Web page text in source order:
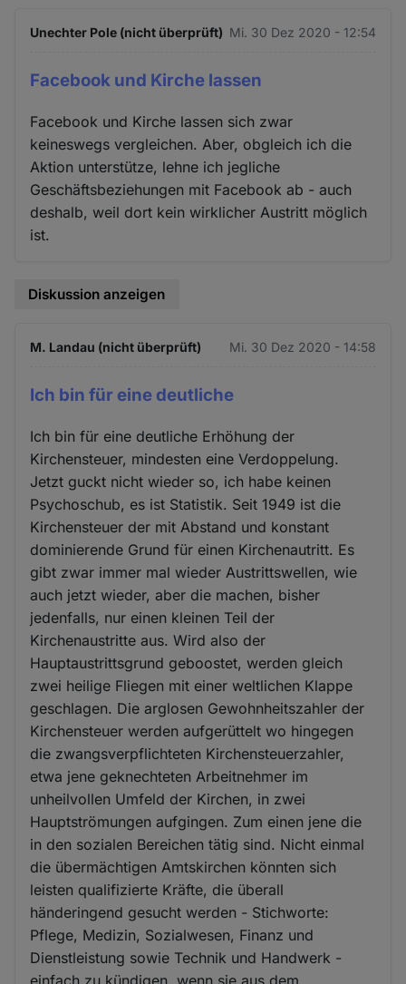
Unechter Pole (nicht überprüft) Mi. 30 Dez 2020 - 12:54
Facebook und Kirche lassen
Facebook und Kirche lassen sich zwar
keineswegs vergleichen. Aber, obgleich ich die
Aktion unterstütze, lehne ich jegliche
Geschäftsbeziehungen mit Facebook ab - auch
deshalb, weil dort kein wirklicher Austritt möglich
ist.
Diskussion anzeigen
M. Landau (nicht überprüft) Mi. 30 Dez 2020 - 14:58
Ich bin für eine deutliche
Ich bin für eine deutliche Erhöhung der
Kirchensteuer, mindesten eine Verdoppelung.
Jetzt guckt nicht wieder so, ich habe keinen
Psychoschub, es ist Statistik. Seit 1949 ist die
Kirchensteuer der mit Abstand und konstant
dominierende Grund für einen Kirchenautritt. Es
gibt zwar immer mal wieder Austrittswellen, wie
auch jetzt wieder, aber die machen, bisher
jedenfalls, nur einen kleinen Teil der
Kirchenaustritte aus. Wird also der
Hauptaustrittsgrund geboostet, werden gleich
zwei heilige Fliegen mit einer weltlichen Klappe
geschlagen. Die arglosen Gewohnheitszahler der
Kirchensteuer werden aufgerüttelt wo hingegen
die zwangsverpflichteten Kirchensteuerzahler,
etwa jene geknechteten Arbeitnehmer im
unheilvollen Umfeld der Kirchen, in zwei
Hauptströmungen aufgingen. Zum einen jene die
in den sozialen Bereichen tätig sind. Nicht einmal
die übermächtigen Amtskirchen könnten sich
leisten qualifizierte Kräfte, die überall
händeringend gesucht werden - Stichworte:
Pflege, Medizin, Sozialwesen, Finanz und
Dienstleistung sowie Technik und Handwerk -